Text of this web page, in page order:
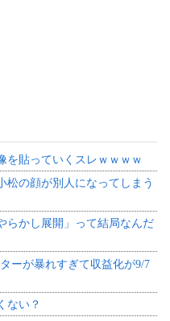
を貼っていくスレｗｗｗｗ
松の顔が別人になってしまう
らかし展開」って結局なんだ
ーが暴れすぎて収益化が9/7
ない？